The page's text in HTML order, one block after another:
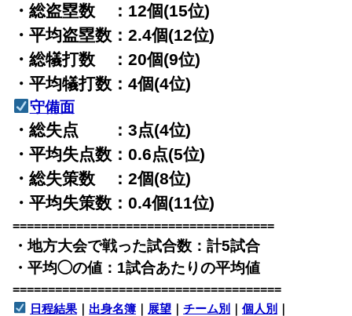
・総盗塁数 ：12個(15位)
・平均盗塁数：2.4個(12位)
・総犠打数 ：20個(9位)
・平均犠打数：4個(4位)
守備面
・総失点 ：3点(4位)
・平均失点数：0.6点(5位)
・総失策数 ：2個(8位)
・平均失策数：0.4個(11位)
=====================================
・地方大会で戦った試合数：計5試合
・平均◯の値：1試合あたりの平均値
======================================
日程結果 ｜ 出身名簿 ｜ 展望 ｜チーム別 ｜個人別 ｜